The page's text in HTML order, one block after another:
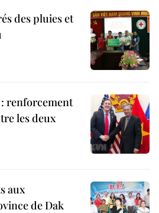
des pluies et
renforcement
les deux
aux
de Dak